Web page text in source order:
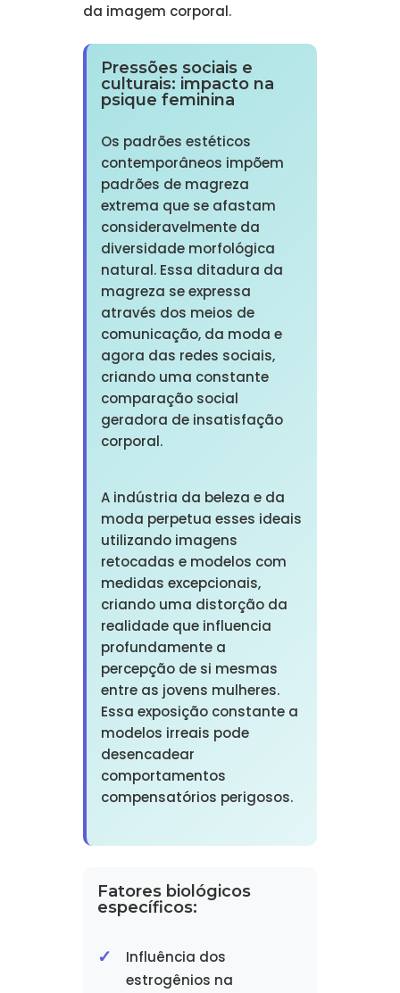
da imagem corporal.
Pressões sociais e
culturais: impacto na
psique feminina
Os padrões estéticos
contemporâneos impõem
padrões de magreza
extrema que se afastam
consideravelmente da
diversidade morfológica
natural. Essa ditadura da
magreza se expressa
através dos meios de
comunicação, da moda e
agora das redes sociais,
criando uma constante
comparação social
geradora de insatisfação
corporal.
A indústria da beleza e da
moda perpetua esses ideais
utilizando imagens
retocadas e modelos com
medidas excepcionais,
criando uma distorção da
realidade que influencia
profundamente a
percepção de si mesmas
entre as jovens mulheres.
Essa exposição constante a
modelos irreais pode
desencadear
comportamentos
compensatórios perigosos.
Fatores biológicos
específicos:
Influência dos
estrogênios na